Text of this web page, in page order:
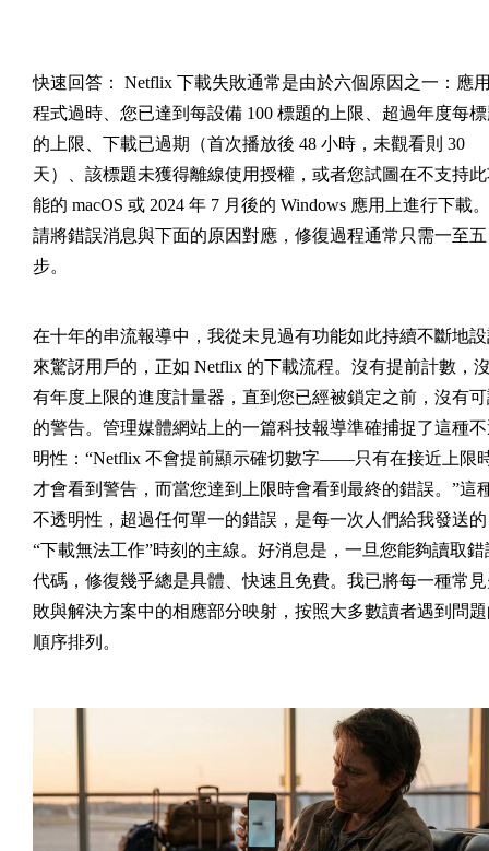
快速回答：
Netflix 下載失敗通常是由於六個原因之一：應
程式過時、您已達到每設備 100 標題的上限、超過年度每
的上限、下載已過期（首次播放後 48 小時，未觀看則 30
天）、該標題未獲得離線使用授權，或者您試圖在不支持
能的 macOS 或 2024 年 7 月後的 Windows 應用上進行下載。
請將錯誤消息與下面的原因對應，修復過程通常只需一至五
步。
在十年的串流報導中，我從未見過有功能如此持續不斷地
來驚訝用戶的，正如 Netflix 的下載流程。沒有提前計數，
有年度上限的進度計量器，直到您已經被鎖定之前，沒有
的警告。管理媒體網站上的一篇科技報導準確捕捉了這種
明性：“Netflix 不會提前顯示確切數字——只有在接近上限
才會看到警告，而當您達到上限時會看到最終的錯誤。”這
不透明性，超過任何單一的錯誤，是每一次人們給我發送的
“下載無法工作”時刻的主線。好消息是，一旦您能夠讀取錯
代碼，修復幾乎總是具體、快速且免費。我已將每一種常
敗與解決方案中的相應部分映射，按照大多數讀者遇到問
順序排列。